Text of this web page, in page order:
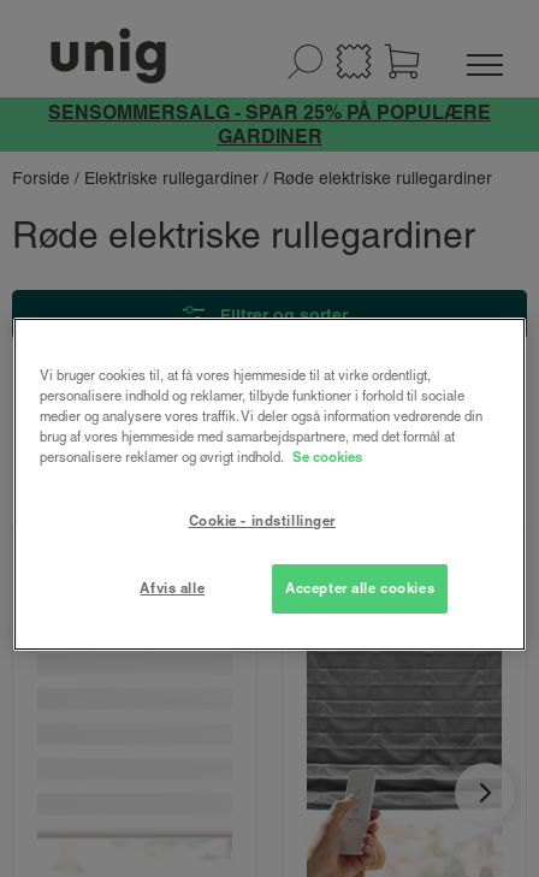
SENSOMMERSALG - SPAR 25% PÅ POPULÆRE
GARDINER
Forside / Elektriske rullegardiner / Røde elektriske rullegardiner
Røde elektriske rullegardiner
Filtrer og sorter
Udforsk vores andre gardiner
Vi bruger cookies til, at få vores hjemmeside til at virke ordentligt,
personalisere indhold og reklamer, tilbyde funktioner i forhold til sociale
medier og analysere vores traffik. Vi deler også information vedrørende din
brug af vores hjemmeside med samarbejdspartnere, med det formål at
personalisere reklamer og øvrigt indhold. Se cookies
Cookie - indstillinger
Afvis alle Accepter alle cookies